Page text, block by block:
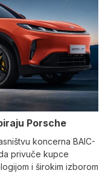
Porsche
koncerna BAIC-
privuče kupce
i širokim izborom